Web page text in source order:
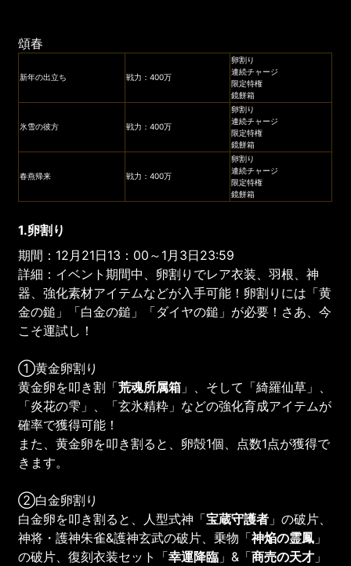
頌春
新年の出立ち 戦力：400万
卵割り
連続チャージ
限定特権
鏡餅箱
氷雪の彼方 戦力：400万
卵割り
連続チャージ
限定特権
鏡餅箱
春燕帰来 戦力：400万
卵割り
連続チャージ
限定特権
鏡餅箱
1.卵割り
期間：12月21日13：00～1月3日23:59
詳細：イベント期間中、卵割りでレア衣装、羽根、神
器、強化素材アイテムなどが入手可能！卵割りには「黄
金の鎚」「白金の鎚」「ダイヤの鎚」が必要！さあ、今
こそ運試し！
①黄金卵割り
黄金卵を叩き割「荒魂所属箱 」、そして「綺羅仙草」、
「炎花の雫」、「玄氷精粋」などの強化育成アイテムが
確率で獲得可能！
また、黄金卵を叩き割ると、卵殻1個、点数1点が獲得で
きます。
②白金卵割り
白金卵を叩き割ると、人型式神「宝蔵守護者 」の破片、
神将・護神朱雀&護神玄武の破片、乗物「神焔の霊鳳 」
の破片、復刻衣装セット「幸運降臨 」&「商売の天才 」